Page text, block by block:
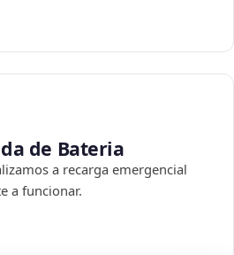
de Bateria
a recarga emergencial
a funcionar.